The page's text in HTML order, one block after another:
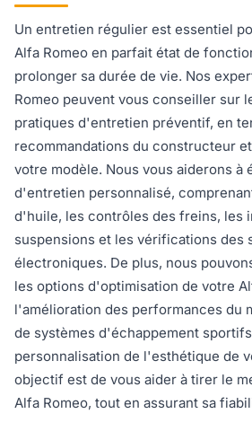
Un entretien régulier est essentiel
Alfa Romeo en parfait état de
prolonger sa durée de vie. Nos
Romeo peuvent vous conseiller sur
pratiques d'entretien préventif, en
recommandations du constructeur
votre modèle. Nous vous aiderons à
d'entretien personnalisé,
d'huile, les contrôles des freins, les
suspensions et les vérifications des
électroniques. De plus, nous
les options d'optimisation de votre
l'amélioration des performances du
de systèmes d'échappement
personnalisation de l'esthétique de
objectif est de vous aider à tirer le
Alfa Romeo, tout en assurant sa